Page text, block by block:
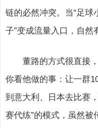
链的必然冲突。当“足球
子”变成流量入口，自然
董路的方式很直接
你看他做的事：让一群
到意大利、日本去比赛
赛代练”的模式，虽然被